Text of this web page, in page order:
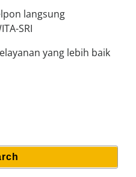
langsung
SRI
yang lebih baik